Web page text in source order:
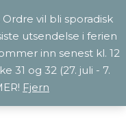
vil bli sporadisk
utsendelse i ferien
inn senest kl. 12
31 og 32 (27. juli - 7.
Fjern